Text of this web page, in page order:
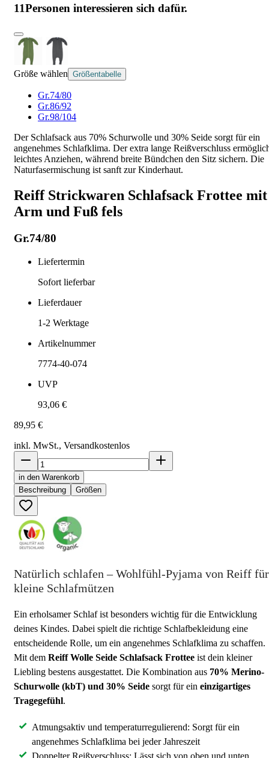
11Personen interessieren sich dafür.
Größe wählen Größentabelle
Gr.74/80
Gr.86/92
Gr.98/104
Der Schlafsack aus 70% Schurwolle und 30% Seide sorgt für ein
angenehmes Schlafklima. Der extra lange Reißverschluss
leichtes Anziehen, während breite Bündchen den Sitz sichern. Die
Naturfasermischung ist sanft zur Kinderhaut.
Reiff Strickwaren Schlafsack Frottee mit
Arm und Fuß fels
Gr.74/80
Liefertermin
Sofort lieferbar
Lieferdauer
1-2 Werktage
Artikelnummer
7774-40-074
UVP
93,06 €
89,95 €
inkl. MwSt., Versandkostenlos
in den Warenkorb
Beschreibung
Größen
Natürlich schlafen – Wohlfühl-Pyjama von Reiff für
kleine Schlafmützen
Ein erholsamer Schlaf ist besonders wichtig für die Entwicklung
deines Kindes. Dabei spielt die richtige Schlafbekleidung eine
entscheidende Rolle, um ein angenehmes Schlafklima zu schaffen.
Mit dem Reiff Wolle Seide Schlafsack Frottee ist dein kleiner
Liebling bestens ausgestattet. Die Kombination aus 70% Merino-
Schurwolle (kbT) und 30% Seide sorgt für ein einzigartiges
Tragegefühl.
Atmungsaktiv und temperaturregulierend: Sorgt für ein
angenehmes Schlafklima bei jeder Jahreszeit
Doppelter Reißverschluss: Lässt sich von oben und unten